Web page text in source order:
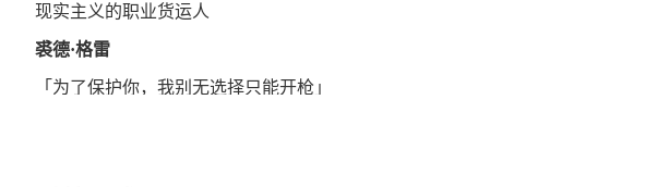
现实主义的职业货运人
裘德·格雷
「为了保护你，我别无选择只能开枪」